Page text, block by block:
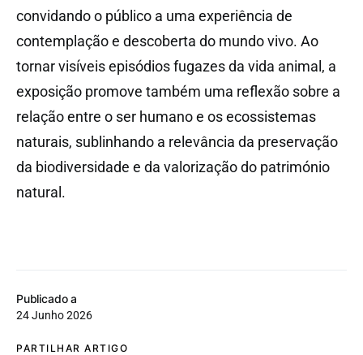
Publicado a
24 Junho 2026
PARTILHAR ARTIGO
convidando o público a uma experiência de
contemplação e descoberta do mundo vivo. Ao
tornar visíveis episódios fugazes da vida animal, a
exposição promove também uma reflexão sobre a
relação entre o ser humano e os ecossistemas
naturais, sublinhando a relevância da preservação
da biodiversidade e da valorização do património
natural.